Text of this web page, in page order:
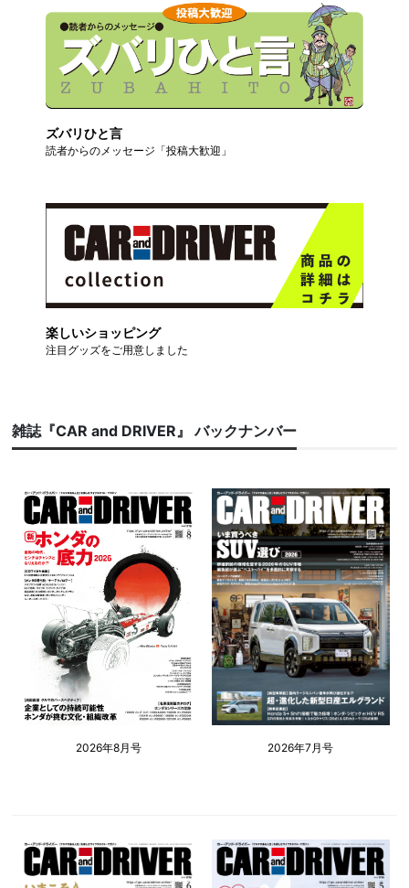
ズバリひと言
読者からのメッセージ「投稿大歓迎」
楽しいショッピング
注目グッズをご用意しました
雑誌『CAR and DRIVER』 バックナンバー
2026年8月号 2026年7月号